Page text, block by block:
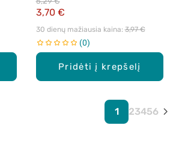
Pridėti į krepšelį
3,70 €
30 dienų mažiausia kaina: 3,97 €
0
1 23456